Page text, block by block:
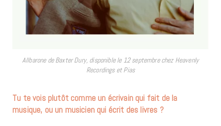
Allbarone de Baxter Dury, disponible le 12 septembre chez Heavenly
Recordings et Pias
Tu te vois plutôt comme un écrivain qui fait de la
musique, ou un musicien qui écrit des livres ?